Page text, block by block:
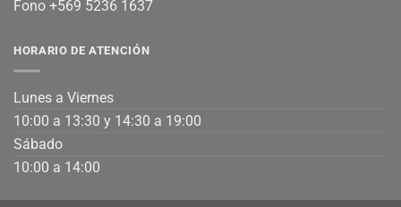
Fono +569 5236 1637
HORARIO DE ATENCIÓN
Lunes a Viernes
10:00 a 13:30 y 14:30 a 19:00
Sábado
10:00 a 14:00